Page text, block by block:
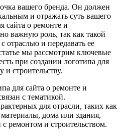
вашего бренда. Он должен
и отражать суть вашего
сайта о ремонте и
важную роль, так как такой
отраслью и передавать ее
мы рассмотрим ключевые
при создании логотипа для
и строительству.
для сайта о ремонте и
с тематикой.
для отрасли, таких как
дома или здания,
ремонтом и строительством.